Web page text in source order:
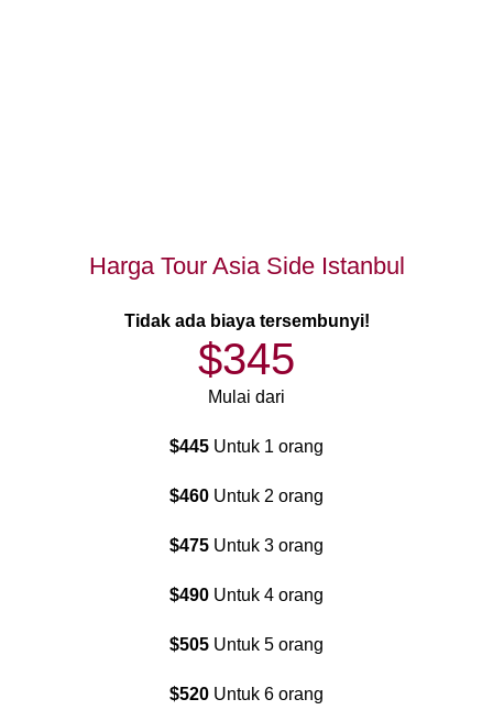
Harga Tour Asia Side Istanbul
Tidak ada biaya tersembunyi!
$345
Mulai dari
$445 Untuk 1 orang
$460 Untuk 2 orang
$475 Untuk 3 orang
$490 Untuk 4 orang
$505 Untuk 5 orang
$520 Untuk 6 orang